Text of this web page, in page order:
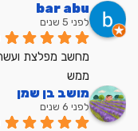
bar abu
לפני 5 שנים
ממש
מושב בן שמן
לפני 6 שנים